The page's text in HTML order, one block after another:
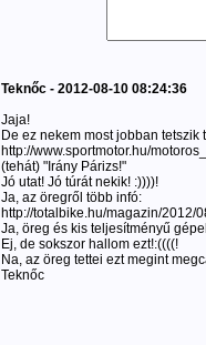
Teknőc - 2012-08-10 08:24:36
Jaja!
De ez nekem most jobban tetszik
http://www.sportmotor.hu/
(tehát) "Irány Párizs!"
Jó utat! Jó túrát nekik! :))))!
Ja, az öregről több infó:
http://totalbike.hu/magazin/2012/
Ja, öreg és kis teljesítményű
Ej, de sokszor hallom ezt!:((((!
Na, az öreg tettei ezt megint
Teknőc